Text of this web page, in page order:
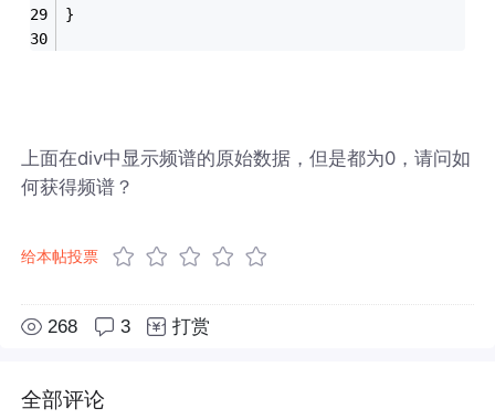
}
上面在div中显示频谱的原始数据，但是都为0，请问如
何获得频谱？
给本帖投票
268 3 打赏
全部评论